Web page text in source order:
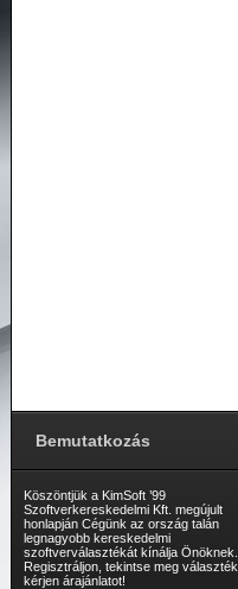
Bemutatkozás
Köszöntjük a KimSoft ’99
Szoftverkereskedelmi Kft. megújult
honlapján Cégünk az ország talán
legnagyobb kereskedelmi
szoftverválasztékát kínálja Önöknek.
Regisztráljon, tekintse meg
kérjen árajánlatot!